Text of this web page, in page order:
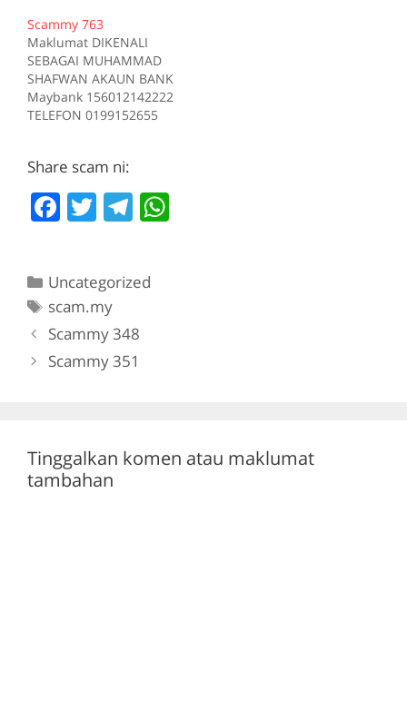
Scammy 763
Maklumat DIKENALI
SEBAGAI MUHAMMAD
SHAFWAN AKAUN BANK
Maybank 156012142222
TELEFON 0199152655
Sumber scam.my id:763
Share scam ni:
F
e
b
o
T
er
T
gr
a
m
Categories
Uncategorized
Tags
scam.my
Scammy 348
Scammy 351
Tinggalkan komen atau maklumat
tambahan